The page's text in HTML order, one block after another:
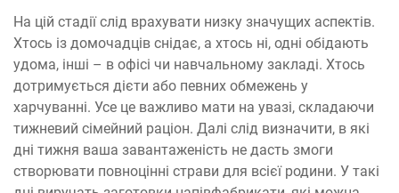
На цій стадії слід врахувати низку значущих аспектів.
Хтось із домочадців снідає, а хтось ні, одні обідають
удома, інші – в офісі чи навчальному закладі. Хтось
дотримується дієти або певних обмежень у
харчуванні. Усе це важливо мати на увазі, складаючи
тижневий сімейний раціон. Далі слід визначити, в які
дні тижня ваша завантаженість не дасть змоги
створювати повноцінні страви для всієї родини. У такі